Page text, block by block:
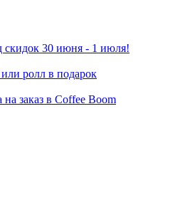
скидок 30 июня - 1 июля!
ролл в подарок
на заказ в Coffee Boom